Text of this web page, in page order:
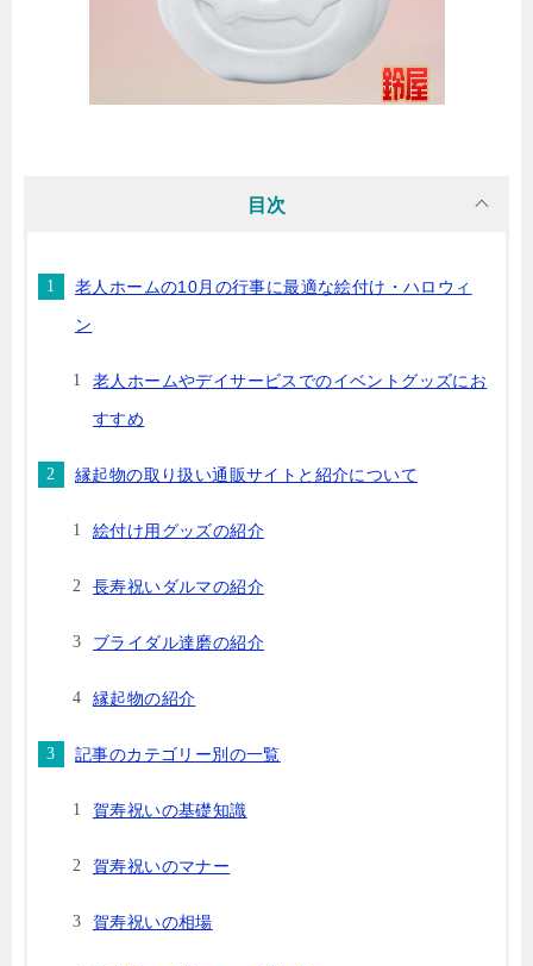
目次
老人ホームの10月の行事に最適な絵付け・ハロウィ
ン
老人ホームやデイサービスでのイベントグッズにお
すすめ
縁起物の取り扱い通販サイトと紹介について
絵付け用グッズの紹介
長寿祝いダルマの紹介
ブライダル達磨の紹介
縁起物の紹介
記事のカテゴリー別の一覧
賀寿祝いの基礎知識
賀寿祝いのマナー
賀寿祝いの相場